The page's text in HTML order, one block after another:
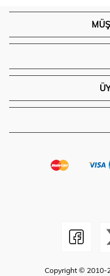
Copyright © 2010-